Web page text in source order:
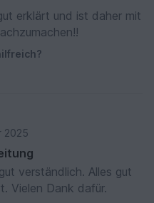
erklärt und ist daher mit
2025
verständlich. Alles gut
Vielen Dank dafür.